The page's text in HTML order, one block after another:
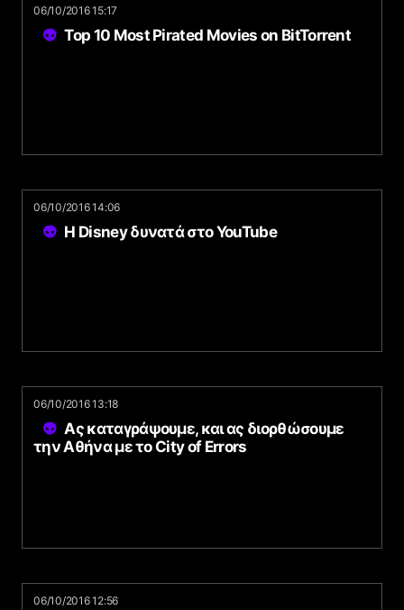
06/10/2016 15:17
Top 10 Most Pirated Movies on BitTorrent
06/10/2016 14:06
Η Disney δυνατά στο YouTube
06/10/2016 13:18
Ας καταγράψουμε, και ας διορθώσουμε
την Αθήνα με το City of Errors
06/10/2016 12:56